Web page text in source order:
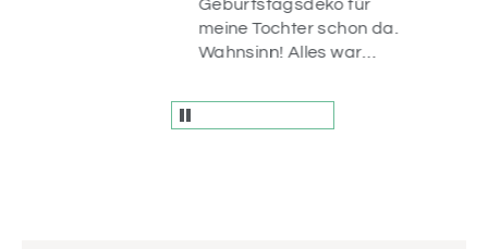
Geburtstagsdeko für
meine Tochter schon da.
Wahnsinn! Alles war
die Artikel sind einfach